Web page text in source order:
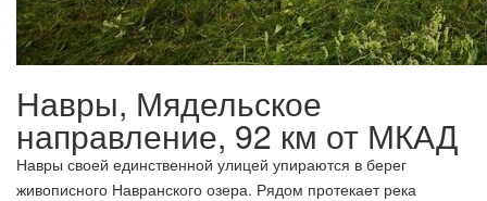
Навры, Мядельское
направление, 92 км от МКАД
Навры своей единственной улицей упираются в берег
живописного Навранского озера. Рядом протекает река